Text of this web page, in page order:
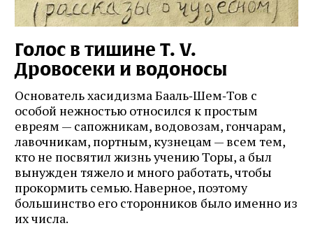
Голос в тишине T. V.
Дровосеки и водоносы
Основатель хасидизма Бааль‑Шем‑Тов с
особой нежностью относился к простым
евреям — сапожникам, водовозам, гончарам,
лавочникам, портным, кузнецам — всем тем,
кто не посвятил жизнь учению Торы, а был
вынужден тяжело и много работать, чтобы
прокормить семью. Наверное, поэтому
большинство его сторонников было именно из
их числа.